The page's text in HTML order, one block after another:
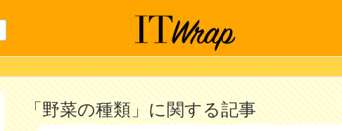
「野菜の種類」に関する記事